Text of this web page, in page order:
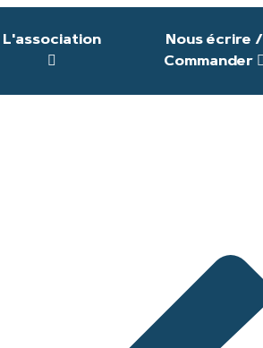
L'association
Nous écrire /
Commander